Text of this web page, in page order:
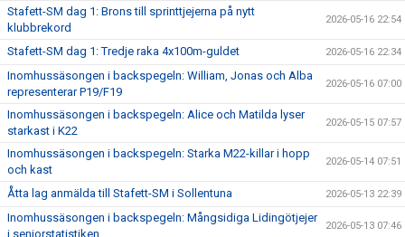
Stafett-SM dag 1: Brons till sprinttjejerna på nytt
klubbrekord
2026-05-16 22:54
Stafett-SM dag 1: Tredje raka 4x100m-guldet 2026-05-16 22:34
Inomhussäsongen i backspegeln: William, Jonas och Alba
representerar P19/F19
2026-05-16 07:00
Inomhussäsongen i backspegeln: Alice och Matilda lyser
starkast i K22
2026-05-15 07:57
Inomhussäsongen i backspegeln: Starka M22-killar i hopp
och kast
2026-05-14 07:51
Åtta lag anmälda till Stafett-SM i Sollentuna 2026-05-13 22:39
Inomhussäsongen i backspegeln: Mångsidiga Lidingötjejer
i seniorstatistiken
2026-05-13 07:46